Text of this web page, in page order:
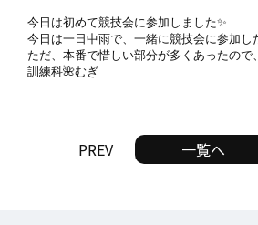
今日は初めて競技会に参加しました✨
今日は一日中雨で、一緒に競技会に参加
ただ、本番で惜しい部分が多くあったの
訓練科🌺むぎ
PREV 一覧へ